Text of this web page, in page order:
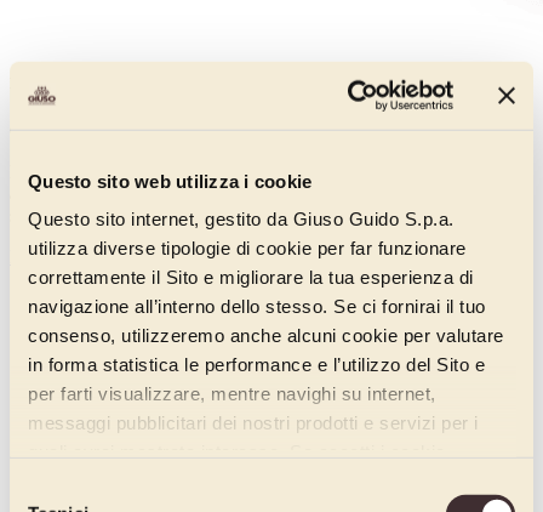
Questo sito web utilizza i cookie
Questo sito internet, gestito da Giuso Guido S.p.a.
utilizza diverse tipologie di cookie per far funzionare
correttamente il Sito e migliorare la tua esperienza di
navigazione all’interno dello stesso. Se ci fornirai il tuo
consenso, utilizzeremo anche alcuni cookie per valutare
in forma statistica le performance e l’utilizzo del Sito e
per farti visualizzare, mentre navighi su internet,
messaggi pubblicitari dei nostri prodotti e servizi per i
Pura Natura 100 Base
000IN200
Free from emulsifiers and flavourings and with a neutral flavour and
an opaque and creamy structure, thanks to the presence of grape
sugar, vegetable fibres and milk proteins.
Discover more